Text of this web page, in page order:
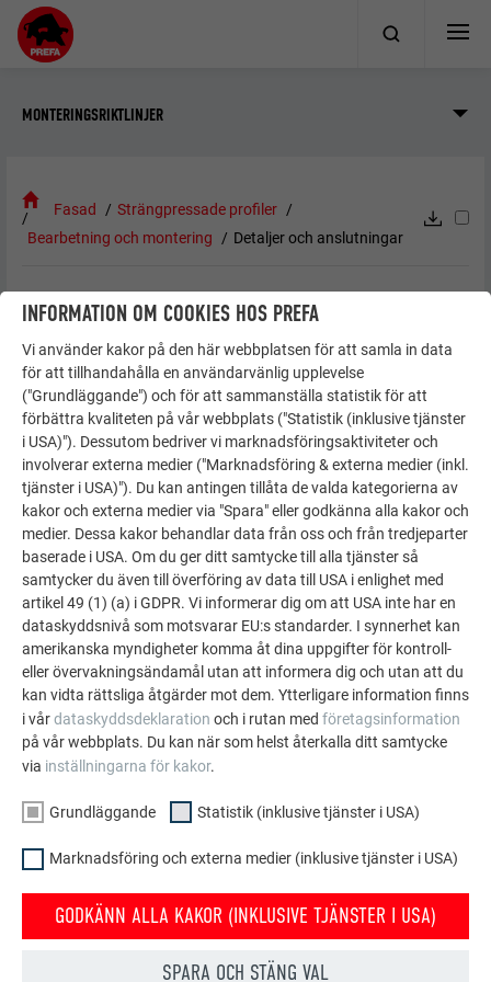
MONTERINGSRIKTLINJER
Fasad
Strängpressade profiler
Bearbetning och montering
Detaljer och anslutningar
DETALJER OCH ANSLUTNINGAR
NOTERA
Samtliga utförandedetaljer från fönsterbräda,
överliggare och fönstersmyg till parapet hittar du i
PREFA standarddetaljer och i PREFA planeringsguide
fasad.
TILLBAKA NÄSTA
FAMILJEFÖRETAGET | PREFA
Hållbarhet
Jobberbjudanden
Press
Certifikat
VI HJÄLPER DIG
Beställ broschyrer
Kontakt
Klagomål och reklamation
INFORMATION OM COOKIES HOS PREFA
Vi använder kakor på den här webbplatsen för att samla in data
för att tillhandahålla en användarvänlig upplevelse
("Grundläggande") och för att sammanställa statistik för att
förbättra kvaliteten på vår webbplats ("Statistik (inklusive tjänster
i USA)"). Dessutom bedriver vi marknadsföringsaktiviteter och
involverar externa medier ("Marknadsföring & externa medier (inkl.
tjänster i USA)"). Du kan antingen tillåta de valda kategorierna av
kakor och externa medier via "Spara" eller godkänna alla kakor och
medier. Dessa kakor behandlar data från oss och från tredjeparter
baserade i USA. Om du ger ditt samtycke till alla tjänster så
samtycker du även till överföring av data till USA i enlighet med
artikel 49 (1) (a) i GDPR. Vi informerar dig om att USA inte har en
dataskyddsnivå som motsvarar EU:s standarder. I synnerhet kan
amerikanska myndigheter komma åt dina uppgifter för kontroll-
eller övervakningsändamål utan att informera dig och utan att du
kan vidta rättsliga åtgärder mot dem. Ytterligare information finns
i vårdataskyddsdeklaration och i rutan med företagsinformation
på vår webbplats. Du kan när som helst återkalla ditt samtycke
via inställningarna för kakor.
Grundläggande Statistik (inklusive tjänster i USA)
Marknadsföring och externa medier (inklusive tjänster i USA)
GODKÄNN ALLA KAKOR (INKLUSIVE TJÄNSTER I USA)
SPARA OCH STÄNG VAL